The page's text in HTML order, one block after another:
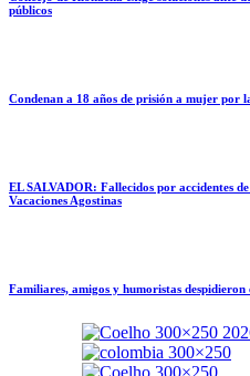
públicos
Condenan a 18 años de prisión a mujer por
EL SALVADOR: Fallecidos por accidentes
Vacaciones Agostinas
Familiares, amigos y humoristas